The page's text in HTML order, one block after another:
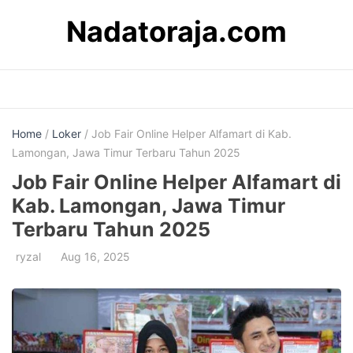
Nadatoraja.com
Home / Loker / Job Fair Online Helper Alfamart di Kab.
Lamongan, Jawa Timur Terbaru Tahun 2025
Job Fair Online Helper Alfamart di
Kab. Lamongan, Jawa Timur
Terbaru Tahun 2025
ryzal Aug 16, 2025